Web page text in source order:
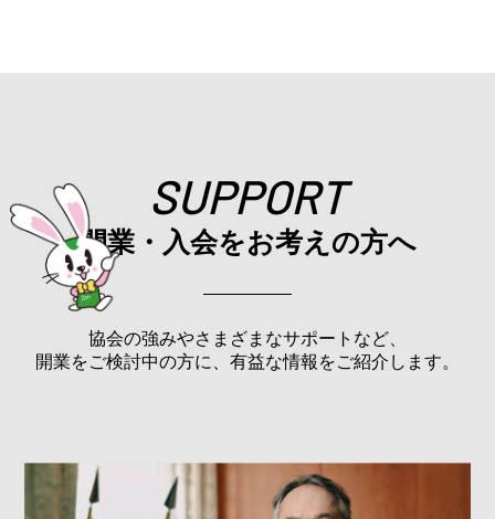
SUPPORT
開業・入会をお考えの方へ
協会の強みやさまざまなサポートなど、
開業をご検討中の方に、有益な情報をご紹介します。